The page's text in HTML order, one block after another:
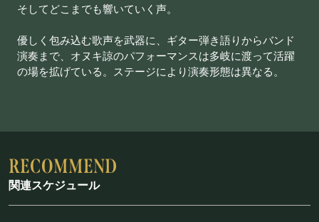
そしてどこまでも響いていく声。
優しく包み込む歌声を武器に、ギター弾き語りからバンド
演奏まで、オヌキ諒のパフォーマンスは多岐に渡って活躍
の場を拡げている。ステージにより演奏形態は異なる。
関連スケジュール